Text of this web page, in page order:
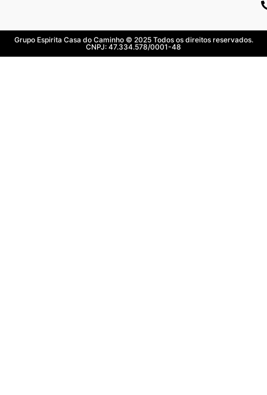
Grupo Espirita Casa do Caminho © 2025 Todos os direitos reservados.
CNPJ: 47.334.578/0001-48